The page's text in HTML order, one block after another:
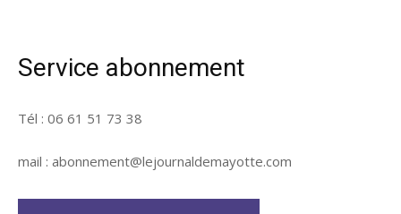
Service abonnement
Tél : 06 61 51 73 38
mail : abonnement@lejournaldemayotte.com